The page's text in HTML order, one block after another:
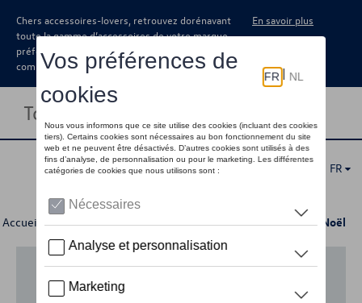
Chers accessoires-lovers, retrouvez dorénavant
toute la gamme d’accessoires de votre marque
préférée sous forme de catalogue à
commander auprès de votre concessionaire.
En savoir plus
Toggle navigation
FR
Accueil >Pour votre Volkswagen >Lifestyle > Collection de Noël
Aucun modèle sélectionné (Tout afficher)